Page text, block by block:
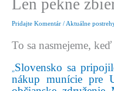
Len pekne
Pridajte Komentár / Aktuálne
To sa nasmejeme,
Slovensko sa
nákup munície pre